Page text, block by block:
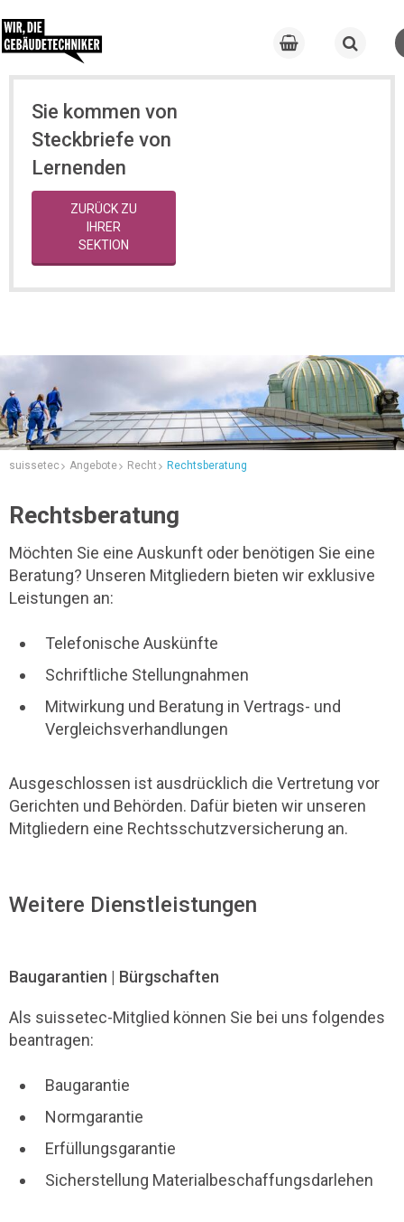
Sie kommen von
Steckbriefe von
Lernenden
ZURÜCK ZU
IHRER
SEKTION
suissetec Angebote Recht Rechtsberatung
Rechtsberatung
Möchten Sie eine Auskunft oder benötigen Sie eine
Beratung? Unseren Mitgliedern bieten wir exklusive
Leistungen an:
Telefonische Auskünfte
Schriftliche Stellungnahmen
Mitwirkung und Beratung in Vertrags- und
Vergleichsverhandlungen
Ausgeschlossen ist ausdrücklich die Vertretung vor
Gerichten und Behörden. Dafür bieten wir unseren
Mitgliedern eine Rechtsschutzversicherung an.
Weitere Dienstleistungen
Baugarantien | Bürgschaften
Als suissetec-Mitglied können Sie bei uns folgendes
beantragen:
Baugarantie
Normgarantie
Erfüllungsgarantie
Sicherstellung Materialbeschaffungsdarlehen